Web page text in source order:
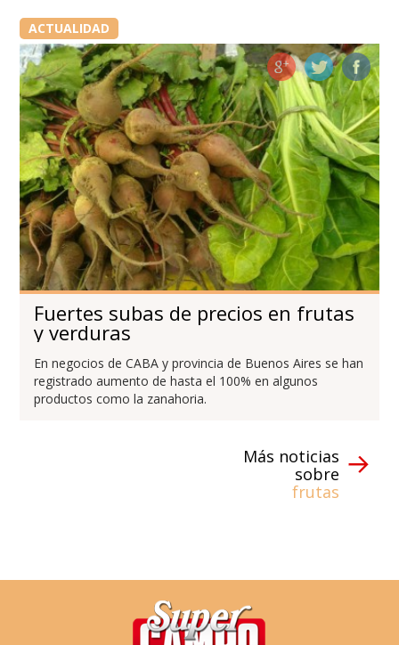
ACTUALIDAD
Fuertes subas de precios en frutas
y verduras
En negocios de CABA y provincia de Buenos Aires se han
registrado aumento de hasta el 100% en algunos
productos como la zanahoria.
Más noticias
sobre
frutas